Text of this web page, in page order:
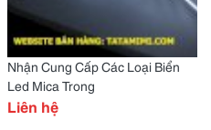
Nhận Cung Cấp Các Loại Biển
Led Mica Trong
Liên hệ